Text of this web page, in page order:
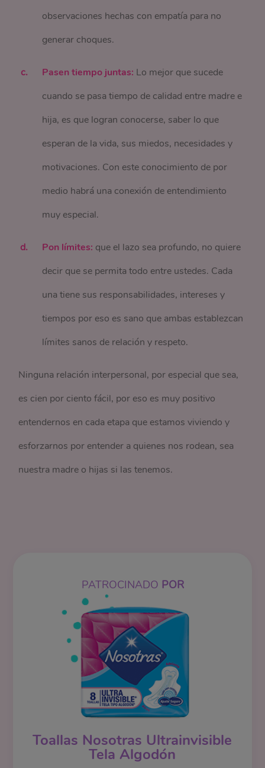
observaciones hechas con empatía para no
generar choques.
Pasen tiempo juntas: Lo mejor que sucede
cuando se pasa tiempo de calidad entre madre e
hija, es que logran conocerse, saber lo que
esperan de la vida, sus miedos, necesidades y
motivaciones. Con este conocimiento de por
medio habrá una conexión de entendimiento
muy especial.
Pon límites: que el lazo sea profundo, no quiere
decir que se permita todo entre ustedes. Cada
una tiene sus responsabilidades, intereses y
tiempos por eso es sano que ambas establezcan
límites sanos de relación y respeto.
Ninguna relación interpersonal, por especial que sea,
es cien por ciento fácil, por eso es muy positivo
entendernos en cada etapa que estamos viviendo y
esforzarnos por entender a quienes nos rodean, sea
nuestra madre o hijas si las tenemos.
PATROCINADO POR
Toallas Nosotras Ultrainvisible
Tela Algodón